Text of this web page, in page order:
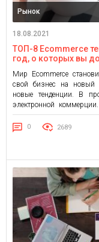
Рынок
18.08.2021
ТОП-8 Ecommerce
год, о которых вы
Мир Ecommerce
свой бизнес на новый
новые тенденции. В
электронной
торговли через
триллиона долларов.
популярных видов
0 2689